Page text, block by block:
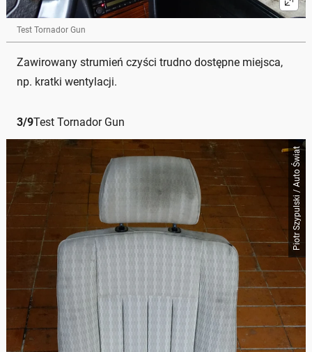
Test Tornador Gun
Zawirowany strumień czyści trudno dostępne miejsca,
np. kratki wentylacji.
3/9Test Tornador Gun
Piotr Szypulski / Auto Świat